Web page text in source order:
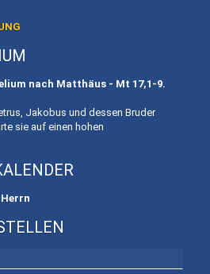
nach Matthäus - Mt 17,1-9.
Jakobus und dessen Bruder
sie auf einen hohen